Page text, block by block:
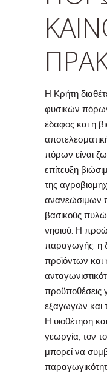
Η Κρήτη
φυσικών
έδαφος και η
πόρων είναι
επίτευξη
της
ανανεώσιμων
βασικούς
νησιού. Η
παραγωγής, η
προϊόντων και
προϋποθέσεις
εξαγωγών και
Η υιοθέτηση
γεωργία, τον
μπορεί να